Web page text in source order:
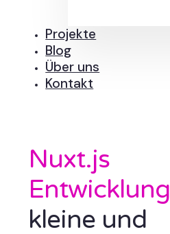
Projekte
Blog
Über uns
Kontakt
Nuxt.js
Entwicklung
kleine und